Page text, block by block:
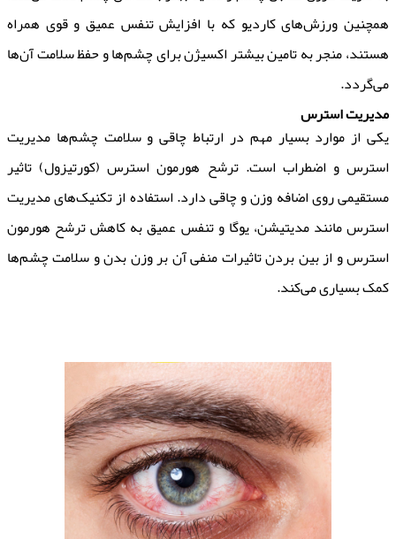
همچنین ورزش‌های کاردیو که با افزایش تنفس عمیق و قوی همراه
هستند، منجر به تامین بیشتر اکسیژن برای چشم‌ها و حفظ سلامت آن‌ها
می‌گردد.
مدیریت استرس
یکی از موارد بسیار مهم در ارتباط چاقی و سلامت چشم‌ها مدیریت
استرس و اضطراب است. ترشح هورمون استرس (کورتیزول) تاثیر
مستقیمی روی اضافه وزن و چاقی دارد. استفاده از تکنیک‌های مدیریت
استرس مانند مدیتیشن، یوگا و تنفس عمیق به کاهش ترشح هورمون
استرس و از بین بردن تاثیرات منفی آن بر وزن بدن و سلامت چشم‌ها
کمک بسیاری می‌کند.